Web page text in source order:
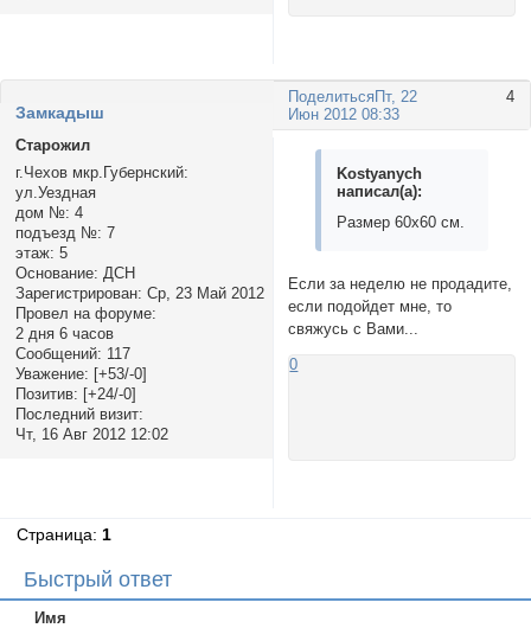
Поделиться 4
Пт, 22
Июн 2012 08:33
Замкадыш
Старожил
г.Чехов мкр.Губернский:
ул.Уездная
дом №: 4
подъезд №: 7
этаж: 5
Основание: ДСН
Зарегистрирован: Ср, 23 Май 2012
Провел на форуме:
2 дня 6 часов
Сообщений: 117
Уважение: [+53/-0]
Позитив: [+24/-0]
Последний визит:
Чт, 16 Авг 2012 12:02
Kostyanych
написал(а):
Размер 60х60 см.
Если за неделю не продадите,
если подойдет мне, то
свяжусь с Вами...
0
Страница: 1
Быстрый ответ
Имя